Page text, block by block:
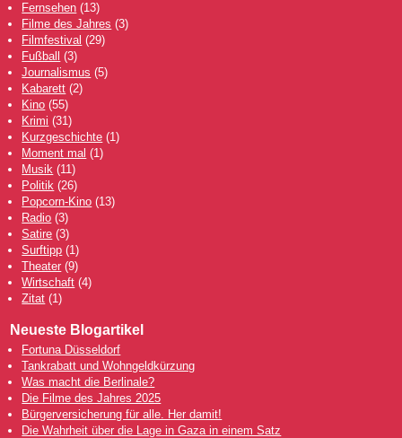
Fernsehen (13)
Filme des Jahres (3)
Filmfestival (29)
Fußball (3)
Journalismus (5)
Kabarett (2)
Kino (55)
Krimi (31)
Kurzgeschichte (1)
Moment mal (1)
Musik (11)
Politik (26)
Popcorn-Kino (13)
Radio (3)
Satire (3)
Surftipp (1)
Theater (9)
Wirtschaft (4)
Zitat (1)
Neueste Blogartikel
Fortuna Düsseldorf
Tankrabatt und Wohngeldkürzung
Was macht die Berlinale?
Die Filme des Jahres 2025
Bürgerversicherung für alle. Her damit!
Die Wahrheit über die Lage in Gaza in einem Satz